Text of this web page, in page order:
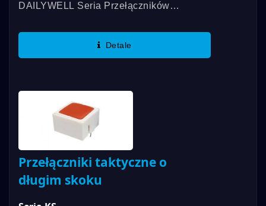
DAILYWELL Seria Przełączników
Od Pozycji 2 Do Pozycji 8, A Także
Detale
Przełączniki taktyczne o
długim skoku